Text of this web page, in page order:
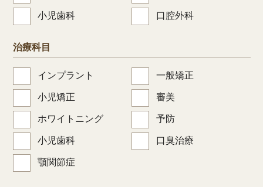
小児歯科 口腔外科
治療科目
インプラント 一般矯正
小児矯正 審美
ホワイトニング 予防
小児歯科 口臭治療
顎関節症